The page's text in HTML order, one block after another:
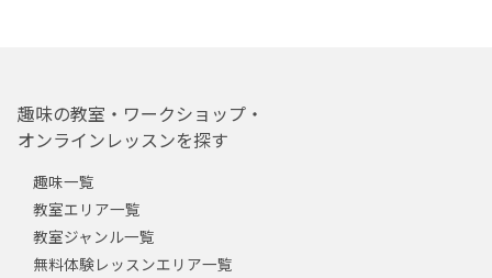
趣味の教室・ワークショップ・
オンラインレッスンを探す
趣味一覧
教室エリア一覧
教室ジャンル一覧
無料体験レッスンエリア一覧